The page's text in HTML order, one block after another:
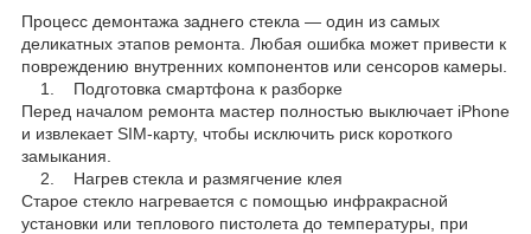
Процесс демонтажа заднего стекла — один из самых
деликатных этапов ремонта. Любая ошибка может привести к
повреждению внутренних компонентов или сенсоров камеры.
1. Подготовка смартфона к разборке
Перед началом ремонта мастер полностью выключает iPhone
и извлекает SIM-карту, чтобы исключить риск короткого
замыкания.
2. Нагрев стекла и размягчение клея
Старое стекло нагревается с помощью инфракрасной
установки или теплового пистолета до температуры, при